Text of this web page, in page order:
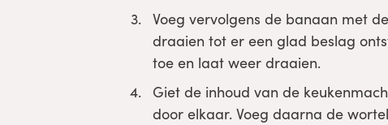
Voeg vervolgens de banaan met
draaien tot er een glad beslag
toe en laat weer draaien.
Giet de inhoud van de
door elkaar. Voeg daarna de